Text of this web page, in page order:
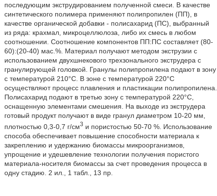
последующим экструдированием полученной смеси. В качестве
синтетического полимера применяют полипропилен (ПП), в
качестве органической добавки - полисахарид (ПС), выбранный
из ряда: крахмал, микроцеллюлоза, либо их смесь в любом
соотношении. Соотношение компонентов ПП:ПС составляет (80-
60):(20-40) мас.%. Материал получают методом экструзии с
использованием двухшнекового трехзонального экструдера с
гранулирующей головкой. Гранулы полипропилена подают в зону
с температурой 210°C. В зоне с температурой 220°C
осуществляют процесс плавления и пластикации полипропилена.
Полисахарид подают в третью зону с температурой 220°C,
оснащенную элементами смешения. На выходе из экструдера
готовый продукт получают в виде гранул диаметром 10-20 мм,
плотностью 0,3-0,7 г/см3 и пористостью 50-70 %. Использование
способа обеспечивает повышение способности материала к
закреплению и удержанию биомассы микроорганизмов,
упрощение и удешевление технологии получения пористого
материала-носителя биомассы за счет проведения процесса в
одну стадию. 2 ил., 1 табл., 13 пр.